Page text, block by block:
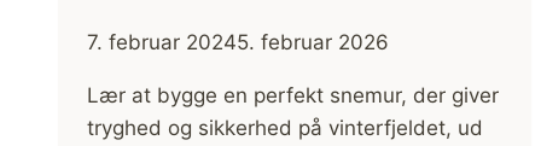
7. februar 20245. februar 2026
Lær at bygge en perfekt snemur, der giver
tryghed og sikkerhed på vinterfjeldet, ud